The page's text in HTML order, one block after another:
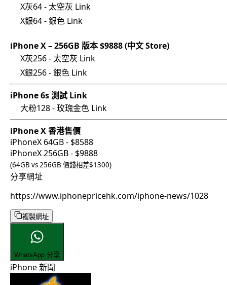
X灰64 - 太空灰 Link
X銀64 - 銀色 Link
iPhone X – 256GB 版本 $9888 (中文 Store)
X灰256 - 太空灰 Link
X銀256 - 銀色 Link
iPhone 6s 測試 Link
大粉128 - 玫瑰金色 Link
iPhone X 香港售價
iPhoneX 64GB - $8588
iPhoneX 256GB - $9888
(64GB vs 256GB 價錢相差$1300)
分享網址
https://www.iphonepricehk.com/iphone-news/1028
複製網址
WhatsApp 分享
iPhone 新聞